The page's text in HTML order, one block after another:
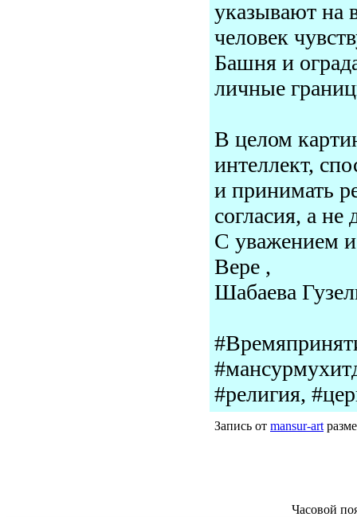
указывают на
человек
Башня и
личные
В целом
интеллект,
и принимать
согласия, а не
С уважением
Вере ,
Шабаева
#религия,
Запись от mansur-art
Часовой